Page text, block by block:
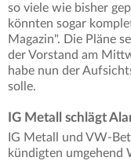
so viele wie bisher
könnten sogar
Magazin". Die Pläne
der Vorstand am
habe nun der
solle.
IG Metall schlägt
IG Metall und VW-
kündigten umgehend